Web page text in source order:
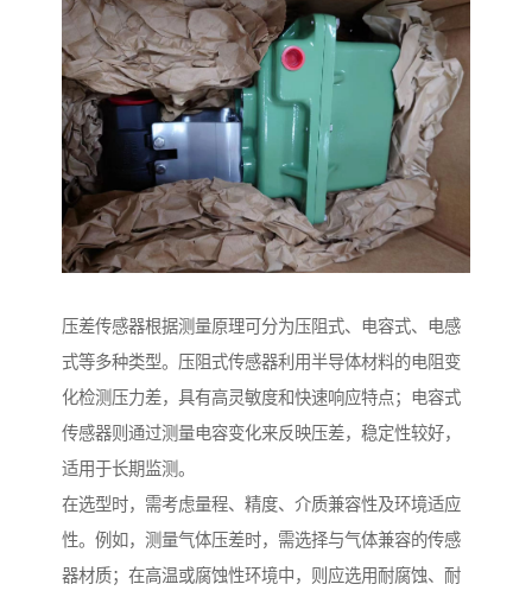
压差传感器根据测量原理可分为压阻式、电容式、电感
式等多种类型。压阻式传感器利用半导体材料的电阻变
化检测压力差，具有高灵敏度和快速响应特点；电容式
传感器则通过测量电容变化来反映压差，稳定性较好，
适用于长期监测。
在选型时，需考虑量程、精度、介质兼容性及环境适应
性。例如，测量气体压差时，需选择与气体兼容的传感
器材质；在高温或腐蚀性环境中，则应选用耐腐蚀、耐